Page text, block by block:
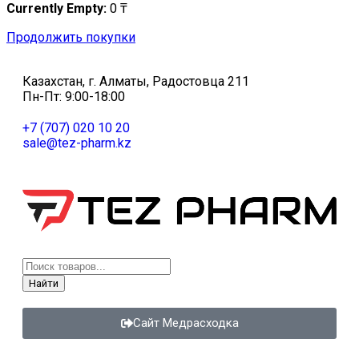
Currently Empty: 0 ₸
Продолжить покупки
Казахстан, г. Алматы, Радостовца 211
Пн-Пт: 9:00-18:00
+7 (707) 020 10 20
sale@tez-pharm.kz
Найти
Сайт Медрасходка